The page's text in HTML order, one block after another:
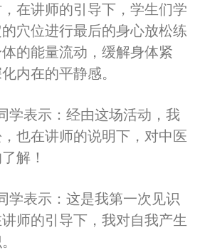
在讲师的引导下，学生们学
穴位进行最后的身心放松练
的能量流动，缓解身体紧
内在的平静感。
学表示：经由这场活动，我
也在讲师的说明下，对中医
解！
学表示：这是我第一次见识
师的引导下，我对自我产生